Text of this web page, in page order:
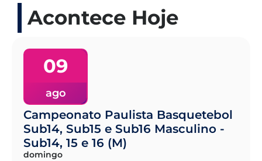
Acontece Hoje
09
ago
Campeonato Paulista Basquetebol
Sub14, Sub15 e Sub16 Masculino -
Sub14, 15 e 16 (M)
domingo